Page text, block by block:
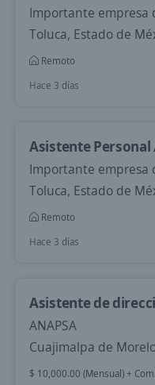
Importante empresa
Toluca, Estado de
Remoto
Hace 3 días
Asistente Personal
Importante empresa
Toluca, Estado de
Remoto
Hace 3 días
Asistente de
ANAPSA
Cuajimalpa de
$ 10,000.00 (Mensual) +